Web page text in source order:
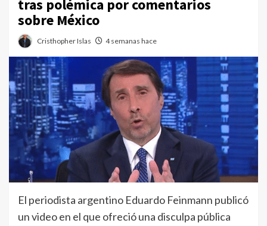
tras polémica por comentarios
sobre México
Cristhopher Islas 4 semanas hace
El periodista argentino Eduardo Feinmann publicó
un video en el que ofreció una disculpa pública